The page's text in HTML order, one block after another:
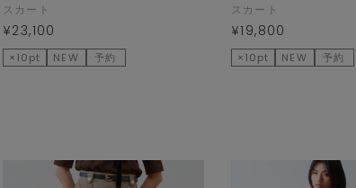
スカート
¥23,100
×10pt NEW 予約
スカート
¥19,800
×10pt NEW 予約